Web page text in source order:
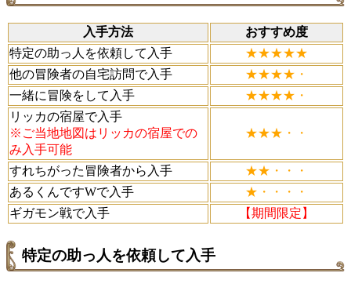
入手方法
おすすめ度
特定の助っ人を依頼して入手
★★★★★
他の冒険者の自宅訪問で入手
★★★★・
一緒に冒険をして入手
★★★★・
リッカの宿屋で入手
※ご当地地図はリッカの宿屋での
み入手可能
★★★・・
すれちがった冒険者から入手
★★・・・
あるくんですWで入手
★・・・・
ギガモン戦で入手
【期間限定】
特定の助っ人を依頼して入手